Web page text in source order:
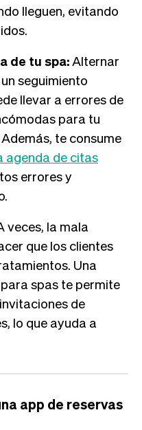
lleguen, evitando
de tu spa:Alternar
seguimiento
llevar a errores de
para tu
te consume
agenda de citas
errores y
veces, la mala
que los clientes
Una
spas te permite
de
lo que ayuda a
app de reservas